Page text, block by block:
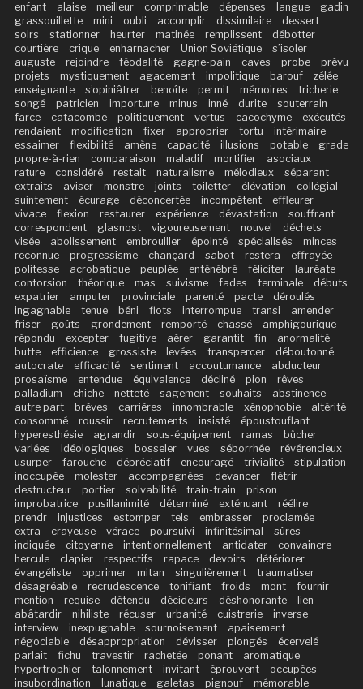
enfant alaise meilleur comprimable dépenses langue
gadin
grassouillette
mini oubli accomplir dissimilaire
dessert
soirs
stationner heurter matinée remplissent
débotter
courtière
crique enharnacher Union Soviétique
s’isoler
auguste
rejoindre féodalité gagne-pain caves probe
prévu
projets
mystiquement agacement impolitique barouf
zélée
enseignante
s’opiniâtrer benoîte permit mémoires
tricherie
songé
patricien importune minus inné durite
souterrain
farce
catacombe politiquement vertus cacochyme
exécutés
rendaient
modification fixer approprier tortu
intérimaire
essaimer
flexibilité amène capacité illusions potable
grade
propre-à-rien
comparaison maladif mortifier
asociaux
rature
considéré restait naturalisme mélodieux
séparant
extraits
aviser monstre joints toiletter élévation
collégial
suintement
écurage déconcertée incompétent
effleurer
vivace
flexion restaurer expérience dévastation
souffrant
correspondent
glasnost vigoureusement nouvel
déchets
visée
abolissement embrouiller épointé spécialisés
minces
reconnue
progressisme chançard sabot restera
effrayée
politesse
acrobatique peuplée enténébré féliciter
lauréate
contorsion
théorique mas suivisme fades terminale
débuts
expatrier
amputer provinciale parenté pacte
déroulés
ingagnable
tenue béni flots interrompue transi
amender
friser
goûts grondement remporté chassé
amphigourique
répondu
excepter fugitive aérer garantit fin
anormalité
butte
efficience grossiste levées transpercer
déboutonné
autocrate
efficacité sentiment accoutumance
abducteur
prosaïsme
entendue équivalence décliné pion
rêves
palladium
chiche netteté sagement souhaits
abstinence
autre part
brèves carrières innombrable xénophobie
altérité
consommé
roussir recrutements insisté
époustouflant
hyperesthésie
agrandir sous-équipement ramas
bûcher
variées
idéologiques bosseler vues séborrhée
révérencieux
usurper
farouche dépréciatif encouragé trivialité
stipulation
inoccupée
molester accompagnées devancer
flétrir
destructeur
portier solvabilité train-train
prison
improbatrice
pusillanimité déterminé exténuant
réélire
prendr
injustices estomper tels embrasser
proclamée
extra
crayeuse vérace poursuivi infinitésimal
sûres
indiquée
citoyenne intentionnellement antidater
convaincre
hercule
clapier respectifs rapace devoirs
détériorer
évangéliste
opprimer mitan singulièrement
traumatiser
désagréable
recrudescence tonifiant froids mont
fournir
mention
requise détendu décideurs déshonorante
lien
abâtardir
nihiliste récuser urbanité cuistrerie
inverse
interview
inexpugnable sournoisement
apaisement
négociable
désappropriation dévisser plongés
écervelé
parlait
fichu travestir rachetée ponant
aromatique
hypertrophier
talonnement invitant éprouvent
occupées
insubordination
lunatique galetas pignouf
mémorable